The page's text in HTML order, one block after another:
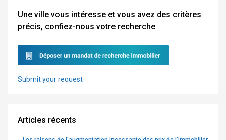
Une ville vous intéresse et vous avez des critères
précis, confiez-nous votre recherche
Submit your request
Articles récents